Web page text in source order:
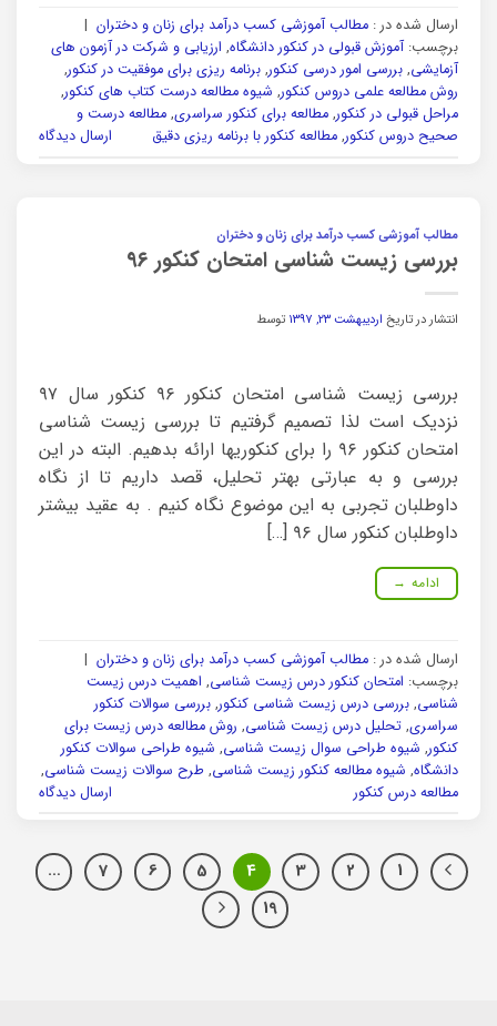
ارسال شده در : مطالب آموزشی کسب درآمد برای زنان و دختران |
برچسب:آموزش قبولی در کنکور دانشگاه, ارزیابی و شرکت در آزمون های
آزمایشی, بررسی امور درسی کنکور, برنامه ریزی برای موفقیت در کنکور,
روش مطالعه علمی دروس کنکور, شیوه مطالعه درست کتاب های کنکور,
مراحل قبولی در کنکور, مطالعه برای کنکور سراسری, مطالعه درست و
صحیح دروس‌ کنکور, مطالعه کنکور با برنامه ریزی دقیق ارسال دیدگاه
مطالب آموزشی کسب درآمد برای زنان و دختران
بررسی زیست شناسی امتحان کنکور ۹۶
انتشار در تاریخ اردیبهشت ۲۳, ۱۳۹۷ توسط
بررسی زیست شناسی امتحان کنکور ۹۶ کنکور سال ۹۷
نزدیک است لذا تصمیم گرفتیم تا بررسی زیست شناسی
امتحان کنکور ۹۶ را برای کنکوریها ارائه بدهیم. البته در این
بررسی و به عبارتی بهتر تحلیل، قصد داریم تا از نگاه
داوطلبان تجربی به این موضوع نگاه کنیم . به عقید بیشتر
داوطلبان کنکور سال ۹۶ […]
ادامه →
ارسال شده در : مطالب آموزشی کسب درآمد برای زنان و دختران |
برچسب: امتحان کنکور درس زیست شناسی, اهمیت درس زیست
شناسی, بررسی درس زیست شناسی کنکور, بررسی سوالات کنکور
سراسری, تحلیل درس زیست شناسی, روش مطالعه درس زیست برای
کنکور, شیوه طراحی سوال زیست شناسی, شیوه طراحی سوالات کنکور
دانشگاه, شیوه مطالعه کنکور زیست شناسی, طرح سوالات زیست شناسی,
مطالعه درس کنکور
ارسال دیدگاه
1
2
3
4
5
6
7
…
19